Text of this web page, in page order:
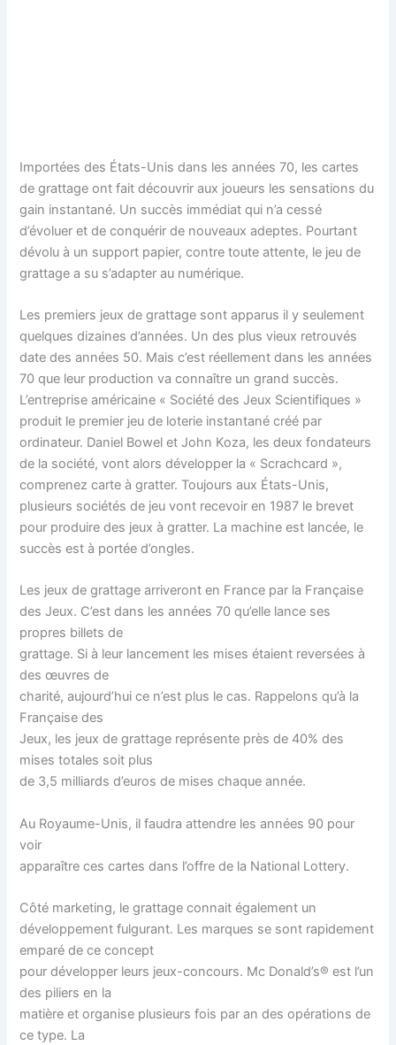
Importées des États-Unis dans les années 70, les cartes
de grattage ont fait découvrir aux joueurs les sensations du
gain instantané. Un succès immédiat qui n’a cessé
d’évoluer et de conquérir de nouveaux adeptes. Pourtant
dévolu à un support papier, contre toute attente, le jeu de
grattage a su s’adapter au numérique.
Les premiers jeux de grattage sont apparus il y seulement
quelques dizaines d’années. Un des plus vieux retrouvés
date des années 50. Mais c’est réellement dans les années
70 que leur production va connaître un grand succès.
L’entreprise américaine « Société des Jeux Scientifiques »
produit le premier jeu de loterie instantané créé par
ordinateur. Daniel Bowel et John Koza, les deux fondateurs
de la société, vont alors développer la « Scrachcard »,
comprenez carte à gratter. Toujours aux États-Unis,
plusieurs sociétés de jeu vont recevoir en 1987 le brevet
pour produire des jeux à gratter. La machine est lancée, le
succès est à portée d’ongles.
Les jeux de grattage arriveront en France par la Française
des Jeux. C’est dans les années 70 qu’elle lance ses
propres billets de
grattage. Si à leur lancement les mises étaient reversées à
des œuvres de
charité, aujourd’hui ce n’est plus le cas. Rappelons qu’à la
Française des
Jeux, les jeux de grattage représente près de 40% des
mises totales soit plus
de 3,5 milliards d’euros de mises chaque année.
Au Royaume-Unis, il faudra attendre les années 90 pour
voir
apparaître ces cartes dans l’offre de la National Lottery.
Côté marketing, le grattage connait également un
développement fulgurant. Les marques se sont rapidement
emparé de ce concept
pour développer leurs jeux-concours. Mc Donald’s® est l’un
des piliers en la
matière et organise plusieurs fois par an des opérations de
ce type. La